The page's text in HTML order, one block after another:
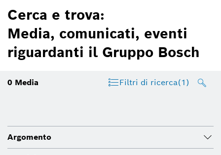
Cerca e trova:
Media, comunicati, eventi
riguardanti il Gruppo Bosch
0 Media Filtri di ricerca(1)
Argomento